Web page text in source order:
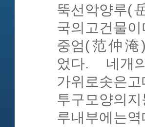
뚝선악양루(
국의고건물
중엄(范仲淹)
었다. 네개의
가위로솟은
투구모양의
루내부에는